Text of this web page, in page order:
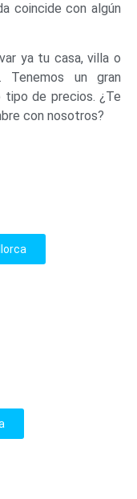
coincide con algún
ya tu casa, villa o
. Tenemos un gran
tipo de precios. ¿Te
con nosotros?